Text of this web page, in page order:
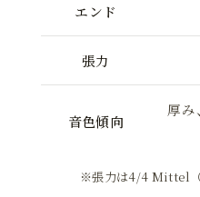
エンド
張力
音色傾向
厚み
※張力は4/4 Mittel（